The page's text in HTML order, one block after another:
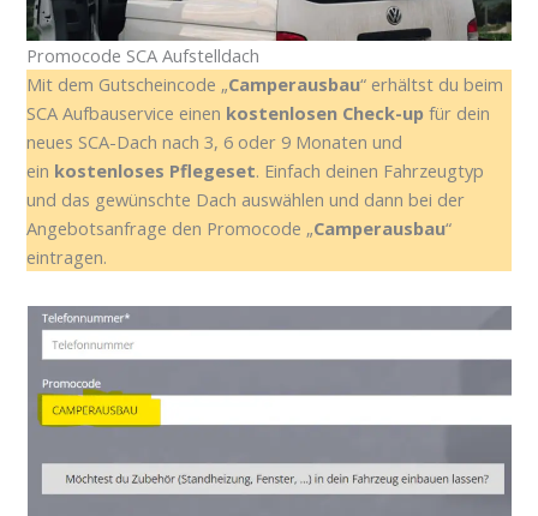
Promocode SCA Aufstelldach
Mit dem Gutscheincode „Camperausbau“ erhältst du beim
SCA Aufbauservice einen kostenlosen Check-up für dein
neues SCA-Dach nach 3, 6 oder 9 Monaten und
ein kostenloses Pflegeset. Einfach deinen Fahrzeugtyp
und das gewünschte Dach auswählen und dann bei der
Angebotsanfrage den Promocode „Camperausbau“
eintragen.